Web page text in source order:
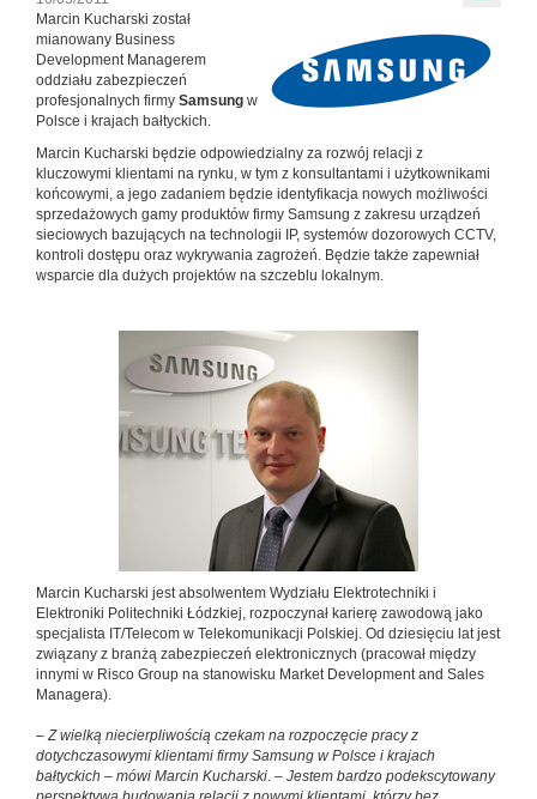
Marcin Kucharski został
mianowany Business
Development Managerem
oddziału zabezpieczeń
profesjonalnych firmy Samsung w
Polsce i krajach bałtyckich.
Marcin Kucharski będzie odpowiedzialny za rozwój relacji z
kluczowymi klientami na rynku, w tym z konsultantami i użytkownikami
końcowymi, a jego zadaniem będzie identyfikacja nowych możliwości
sprzedażowych gamy produktów firmy Samsung z zakresu urządzeń
sieciowych bazujących na technologii IP, systemów dozorowych CCTV,
kontroli dostępu oraz wykrywania zagrożeń. Będzie także zapewniał
wsparcie dla dużych projektów na szczeblu lokalnym.
Marcin Kucharski jest absolwentem Wydziału Elektrotechniki i
Elektroniki Politechniki Łódzkiej, rozpoczynał karierę zawodową jako
specjalista IT/Telecom w Telekomunikacji Polskiej. Od dziesięciu lat jest
związany z branżą zabezpieczeń elektronicznych (pracował między
innymi w Risco Group na stanowisku Market Development and Sales
Managera).
–Z wielką niecierpliwością czekam na rozpoczęcie pracy z
dotychczasowymi klientami firmy Samsung w Polsce i krajach
bałtyckich – mówi Marcin Kucharski. – Jestem bardzo podekscytowany